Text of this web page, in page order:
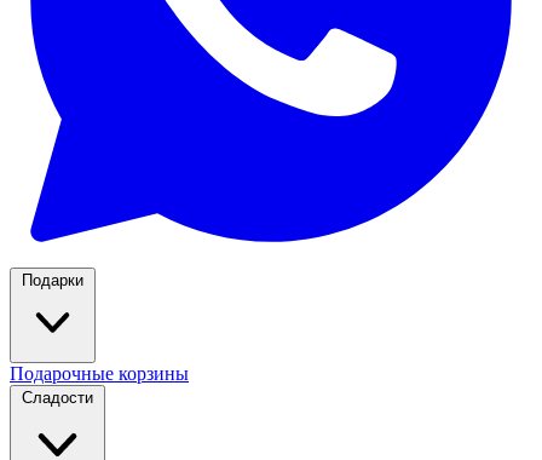
Подарки
Подарочные корзины
Сладости